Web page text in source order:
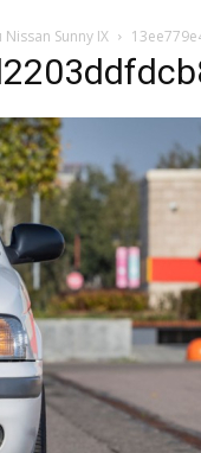
Sunny IX